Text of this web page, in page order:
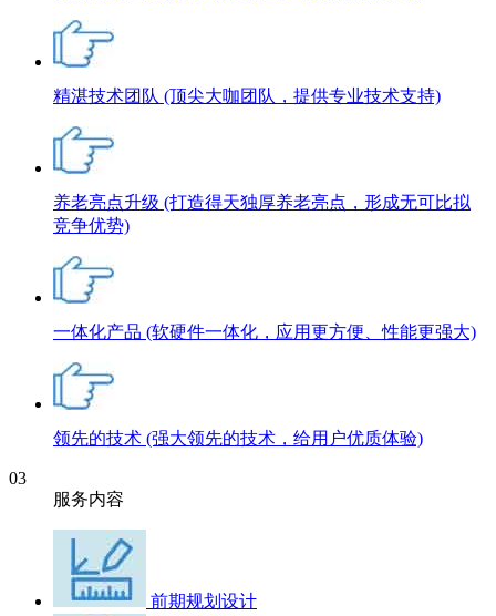
精湛技术团队 (顶尖大咖团队，提供专业技术支持)
养老亮点升级 (打造得天独厚养老亮点，形成无可比拟
竞争优势)
一体化产品 (软硬件一体化，应用更方便、性能更强大)
领先的技术 (强大领先的技术，给用户优质体验)
03
服务内容
前期规划设计